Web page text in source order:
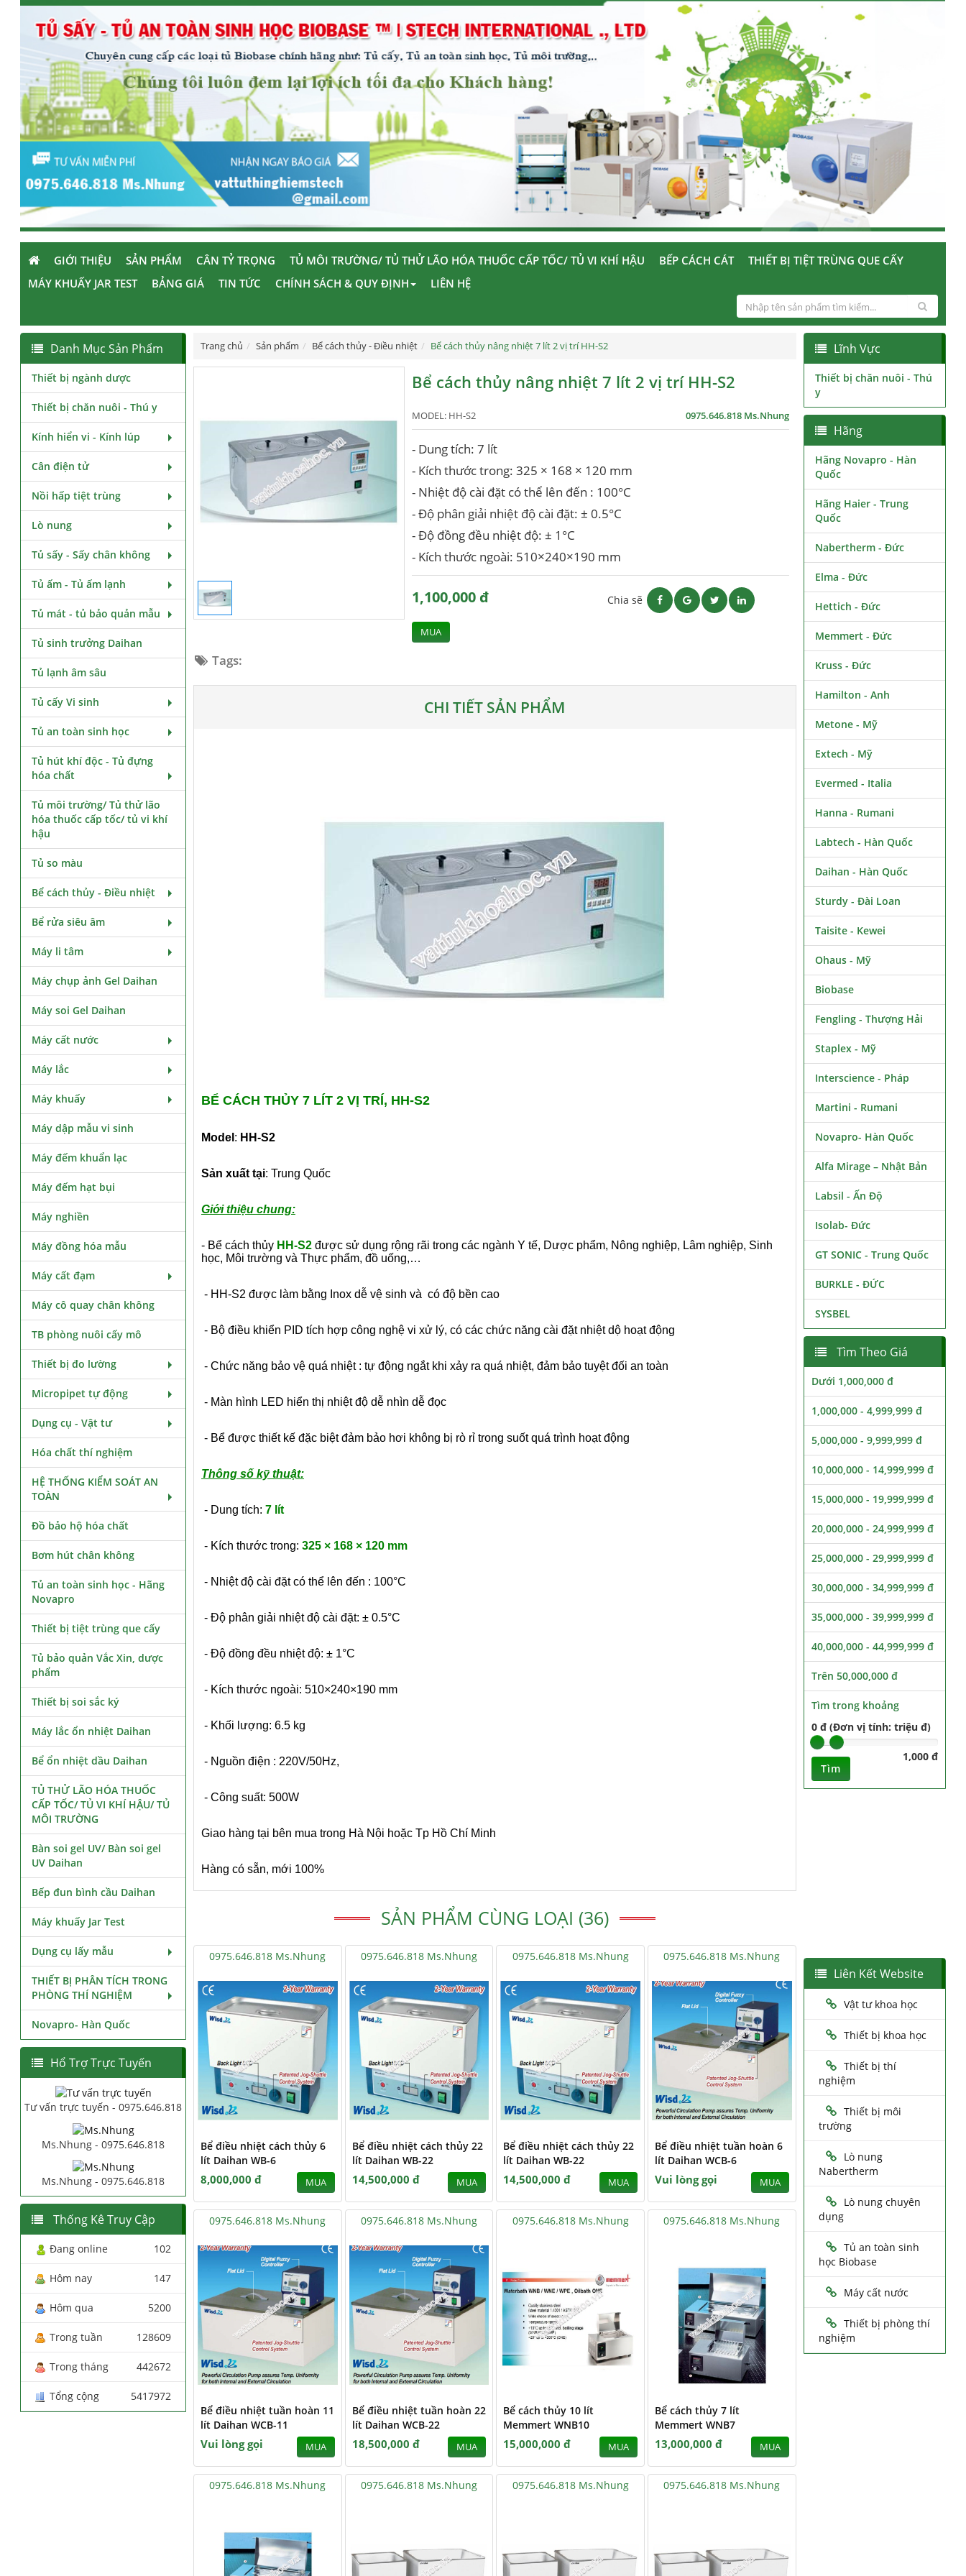
GIỚI THIỆU SẢN PHẨM CÂN TỶ TRỌNG TỦ MÔI TRƯỜNG/ TỦ THỬ LÃO HÓA THUỐC CẤP TỐC/ TỦ VI KHÍ HẬU BẾP CÁCH CÁT
THIẾT BỊ TIỆT TRÙNG QUE CẤY
MÁY KHUẤY JAR TEST
BẢNG GIÁ TIN TỨC CHÍNH SÁCH & QUY ĐỊNH LIÊN HỆ
Trang chủ Sản phẩm Bể cách thủy - Điều nhiệt Bể cách thủy nâng nhiệt 7 lít 2 vị trí HH-S2
Bể cách thủy nâng nhiệt 7 lít 2 vị trí HH-S2
MODEL: HH-S2 0975.646.818 Ms.Nhung
- Dung tích: 7 lít
- Kích thước trong: 325 × 168 × 120 mm
- Nhiệt độ cài đặt có thể lên đến : 100°C
- Độ phân giải nhiệt độ cài đặt: ± 0.5°C
- Độ đồng đều nhiệt độ: ± 1°C
- Kích thước ngoài: 510×240×190 mm
1,100,000 đ
MUA
Chia sẽ
Tags:
CHI TIẾT SẢN PHẨM
BỂ CÁCH THỦY 7 LÍT 2 VỊ TRÍ, HH-S2
Model : HH-S2
Sản xuất tại: Trung Quốc
Giới thiệu chung:
- Bể cách thủy HH-S2được sử dụng rộng rãi trong các ngành Y tế, Dược phẩm, Nông nghiệp, Lâm nghiệp, Sinh
học, Môi trường và Thực phẩm, đồ uống,…
- HH-S2 được làm bằng Inox dễ vệ sinh và có độ bền cao
- Bộ điều khiển PID tích hợp công nghệ vi xử lý, có các chức năng cài đặt nhiệt dộ hoạt động
- Chức năng bảo vệ quá nhiệt : tự động ngắt khi xảy ra quá nhiệt, đảm bảo tuyệt đối an toàn
- Màn hình LED hiển thị nhiệt độ dễ nhìn dễ đọc
- Bể được thiết kế đặc biệt đảm bảo hơi không bị rò rỉ trong suốt quá trình hoạt động
Thông số kỹ thuật:
- Dung tích: 7 lít
- Kích thước trong: 325 × 168 × 120 mm
- Nhiệt độ cài đặt có thể lên đến : 100°C
- Độ phân giải nhiệt độ cài đặt: ± 0.5°C
- Độ đồng đều nhiệt độ: ± 1°C
- Kích thước ngoài: 510×240×190 mm
- Khối lượng: 6.5 kg
- Nguồn điện : 220V/50Hz,
- Công suất: 500W
Giao hàng tại bên mua trong Hà Nội hoặc Tp Hồ Chí Minh
Hàng có sẵn, mới 100%
SẢN PHẨM CÙNG LOẠI (36)
0975.646.818 Ms.Nhung
Bể điều nhiệt cách thủy 6
lít Daihan WB-6
8,000,000 đ MUA
0975.646.818 Ms.Nhung
Bể điều nhiệt cách thủy 22
lít Daihan WB-22
14,500,000 đ MUA
0975.646.818 Ms.Nhung
Bể điều nhiệt cách thủy 22
lít Daihan WB-22
14,500,000 đ MUA
0975.646.818 Ms.Nhung
Bể điều nhiệt tuần hoàn 6
lít Daihan WCB-6
Vui lòng gọi MUA
0975.646.818 Ms.Nhung
Bể điều nhiệt tuần hoàn 11
lít Daihan WCB-11
Vui lòng gọi MUA
0975.646.818 Ms.Nhung
Bể điều nhiệt tuần hoàn 22
lít Daihan WCB-22
18,500,000 đ MUA
0975.646.818 Ms.Nhung
Bể cách thủy 10 lít
Memmert WNB10
15,000,000 đ MUA
0975.646.818 Ms.Nhung
Bể cách thủy 7 lít
Memmert WNB7
13,000,000 đ MUA
0975.646.818 Ms.Nhung 0975.646.818 Ms.Nhung 0975.646.818 Ms.Nhung 0975.646.818 Ms.Nhung
Danh Mục Sản Phẩm
Thiết bị ngành dược
Thiết bị chăn nuôi - Thú y
Kính hiển vi - Kính lúp
Cân điện tử
Nồi hấp tiệt trùng
Lò nung
Tủ sấy - Sấy chân không
Tủ ấm - Tủ ấm lạnh
Tủ mát - tủ bảo quản mẫu
Tủ sinh trưởng Daihan
Tủ lạnh âm sâu
Tủ cấy Vi sinh
Tủ an toàn sinh học
Tủ hút khí độc - Tủ đựng
hóa chất
Tủ môi trường/ Tủ thử lão
hóa thuốc cấp tốc/ tủ vi khí
hậu
Tủ so màu
Bể cách thủy - Điều nhiệt
Bể rửa siêu âm
Máy li tâm
Máy chụp ảnh Gel Daihan
Máy soi Gel Daihan
Máy cất nước
Máy lắc
Máy khuấy
Máy dập mẫu vi sinh
Máy đếm khuẩn lạc
Máy đếm hạt bụi
Máy nghiền
Máy đồng hóa mẫu
Máy cất đạm
Máy cô quay chân không
TB phòng nuôi cấy mô
Thiết bị đo lường
Micropipet tự động
Dụng cụ - Vật tư
Hóa chất thí nghiệm
HỆ THỐNG KIỂM SOÁT AN
TOÀN
Đồ bảo hộ hóa chất
Bơm hút chân không
Tủ an toàn sinh học - Hãng
Novapro
Thiết bị tiệt trùng que cấy
Tủ bảo quản Vắc Xin, dược
phẩm
Thiết bị soi sắc ký
Máy lắc ổn nhiệt Daihan
Bể ổn nhiệt dầu Daihan
TỦ THỬ LÃO HÓA THUỐC
CẤP TỐC/ TỦ VI KHÍ HẬU/ TỦ
MÔI TRƯỜNG
Bàn soi gel UV/ Bàn soi gel
UV Daihan
Bếp đun bình cầu Daihan
Máy khuấy Jar Test
Dụng cụ lấy mẫu
THIẾT BỊ PHÂN TÍCH TRONG
PHÒNG THÍ NGHIỆM
Novapro- Hàn Quốc
Hổ Trợ Trực Tuyến
Tư vấn trực tuyến - 0975.646.818
Ms.Nhung - 0975.646.818
Ms.Nhung - 0975.646.818
Thống Kê Truy Cập
Đang online 102
Hôm nay 147
Hôm qua 5200
Trong tuần 128609
Trong tháng 442672
Tổng cộng 5417972
Lĩnh Vực
Thiết bị chăn nuôi - Thú
y
Hãng
Hãng Novapro - Hàn
Quốc
Hãng Haier - Trung
Quốc
Nabertherm - Đức
Elma - Đức
Hettich - Đức
Memmert - Đức
Kruss - Đức
Hamilton - Anh
Metone - Mỹ
Extech - Mỹ
Evermed - Italia
Hanna - Rumani
Labtech - Hàn Quốc
Daihan - Hàn Quốc
Sturdy - Đài Loan
Taisite - Kewei
Ohaus - Mỹ
Biobase
Fengling - Thượng Hải
Staplex - Mỹ
Interscience - Pháp
Martini - Rumani
Novapro- Hàn Quốc
Alfa Mirage – Nhật Bản
Labsil - Ấn Độ
Isolab- Đức
GT SONIC - Trung Quốc
BURKLE - ĐỨC
SYSBEL
Tìm Theo Giá
Dưới 1,000,000 đ
1,000,000 - 4,999,999 đ
5,000,000 - 9,999,999 đ
10,000,000 - 14,999,999 đ
15,000,000 - 19,999,999 đ
20,000,000 - 24,999,999 đ
25,000,000 - 29,999,999 đ
30,000,000 - 34,999,999 đ
35,000,000 - 39,999,999 đ
40,000,000 - 44,999,999 đ
Trên 50,000,000 đ
Tìm trong khoảng
0 đ (Đơn vị tính: triệu đ)
1,000 đ
Tìm
Liên Kết Website
Vật tư khoa học
Thiết bị khoa học
Thiết bị thí
nghiệm
Thiết bị môi
trường
Lò nung
Nabertherm
Lò nung chuyên
dụng
Tủ an toàn sinh
học Biobase
Máy cất nước
Thiết bị phòng thí
nghiệm